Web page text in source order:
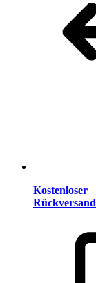
Kostenloser
Rückversand